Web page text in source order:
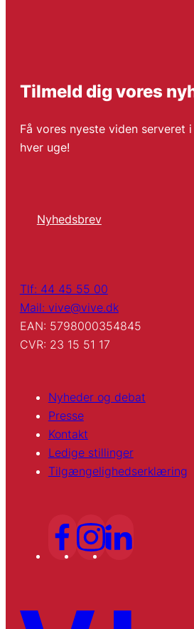
Tilmeld dig vores
Få vores nyeste viden serveret
hver uge!
Nyhedsbrev
Tlf: 44 45 55 00
Mail: vive@vive.dk
EAN: 5798000354845
CVR: 23 15 51 17
Nyheder og debat
Presse
Kontakt
Ledige stillinger
Tilgængelighedserklæring